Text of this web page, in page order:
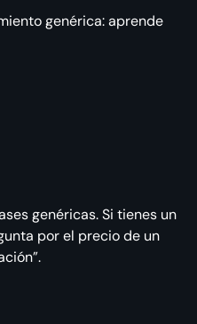
genérica: aprende
genéricas. Si tienes un
por el precio de un